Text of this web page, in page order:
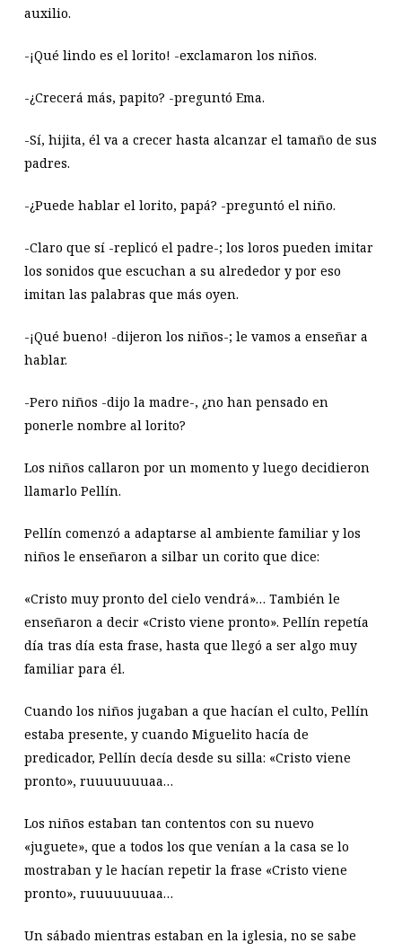
auxilio.
-¡Qué lindo es el lorito! -exclamaron los niños.
-¿Crecerá más, papito? -preguntó Ema.
-Sí, hijita, él va a crecer hasta alcanzar el tamaño de sus
padres.
-¿Puede hablar el lorito, papá? -preguntó el niño.
-Claro que sí -replicó el padre-; los loros pueden imitar
los sonidos que escuchan a su alrededor y por eso
imitan las palabras que más oyen.
-¡Qué bueno! -dijeron los niños-; le vamos a enseñar a
hablar.
-Pero niños -dijo la madre-, ¿no han pensado en
ponerle nombre al lorito?
Los niños callaron por un momento y luego decidieron
llamarlo Pellín.
Pellín comenzó a adaptarse al ambiente familiar y los
niños le enseñaron a silbar un corito que dice:
«Cristo muy pronto del cielo vendrá»… También le
enseñaron a decir «Cristo viene pronto». Pellín repetía
día tras día esta frase, hasta que llegó a ser algo muy
familiar para él.
Cuando los niños jugaban a que hacían el culto, Pellín
estaba presente, y cuando Miguelito hacía de
predicador, Pellín decía desde su silla: «Cristo viene
pronto», ruuuuuuuaa…
Los niños estaban tan contentos con su nuevo
«juguete», que a todos los que venían a la casa se lo
mostraban y le hacían repetir la frase «Cristo viene
pronto», ruuuuuuuaa…
Un sábado mientras estaban en la iglesia, no se sabe